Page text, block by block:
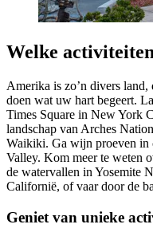
Welke
Amerika is zo’n divers land,
doen wat uw hart begeert.
Times Square in New York
landschap van Arches
Waikiki. Ga wijn proeven in
Valley. Kom meer te weten
de watervallen in Yosemite
Californië, of vaar door de
Geniet van unieke